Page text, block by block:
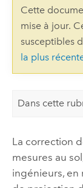
Cette
mise à jour.
susceptibles
la plus
Dans cette
La correction
mesures au
ingénieurs, en